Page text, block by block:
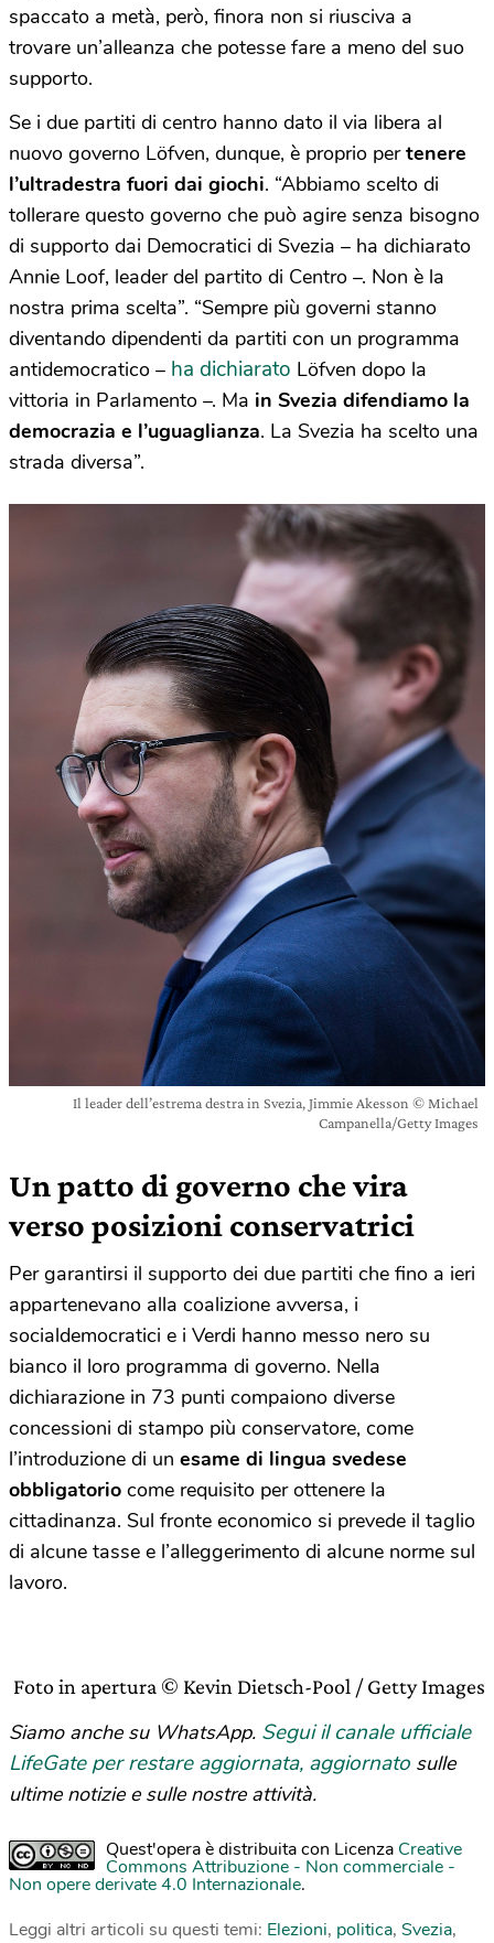
spaccato a metà, però, finora non si riusciva a
trovare un’alleanza che potesse fare a meno del suo
supporto.
Se i due partiti di centro hanno dato il via libera al
nuovo governo Löfven, dunque, è proprio pertenere
l’ultradestra fuori dai giochi. “Abbiamo scelto di
tollerare questo governo che può agire senza bisogno
di supporto dai Democratici di Svezia – ha dichiarato
Annie Loof, leader del partito di Centro –. Non è la
nostra prima scelta”. “Sempre più governi stanno
diventando dipendenti da partiti con un programma
antidemocratico – ha dichiarato Löfven dopo la
vittoria in Parlamento –. Ma in Svezia difendiamo la
democrazia e l’uguaglianza. La Svezia ha scelto una
strada diversa”.
Il leader dell’estrema destra in Svezia, Jimmie Akesson © Michael
Campanella/Getty Images
Un patto di governo che vira
verso posizioni conservatrici
Per garantirsi il supporto dei due partiti che fino a ieri
appartenevano alla coalizione avversa, i
socialdemocratici e i Verdi hanno messo nero su
bianco il loro programma di governo. Nella
dichiarazione in 73 punti compaiono diverse
concessioni di stampo più conservatore, come
l’introduzione di un esame di lingua svedese
obbligatorio come requisito per ottenere la
cittadinanza. Sul fronte economico si prevede il taglio
di alcune tasse e l’alleggerimento di alcune norme sul
lavoro.
Foto in apertura © Kevin Dietsch-Pool / Getty Images
Siamo anche su WhatsApp. Segui il canale ufficiale
LifeGate per restare aggiornata, aggiornato sulle
ultime notizie e sulle nostre attività.
Quest'opera è distribuita con Licenza Creative
Commons Attribuzione - Non commerciale -
Non opere derivate 4.0 Internazionale.
Leggi altri articoli su questi temi: Elezioni, politica, Svezia,